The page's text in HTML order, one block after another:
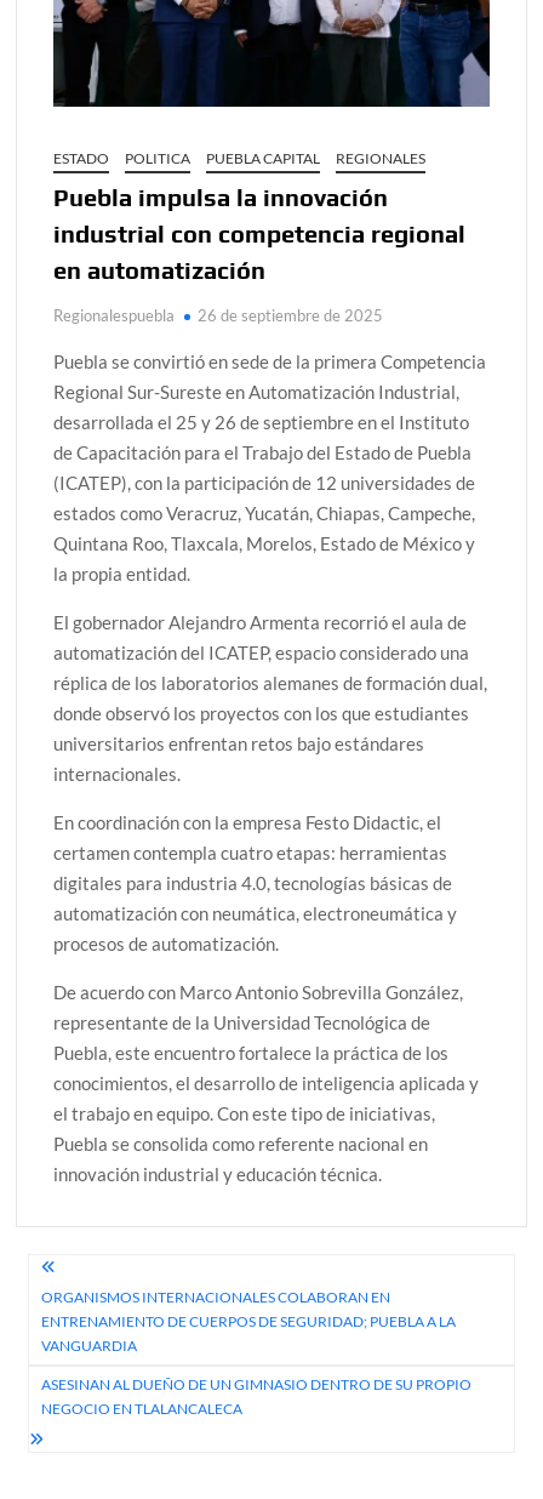
ESTADO POLITICA PUEBLA CAPITAL REGIONALES
Puebla impulsa la innovación
industrial con competencia regional
en automatización
Regionalespuebla 26 de septiembre de 2025
Puebla se convirtió en sede de la primera Competencia
Regional Sur-Sureste en Automatización Industrial,
desarrollada el 25 y 26 de septiembre en el Instituto
de Capacitación para el Trabajo del Estado de Puebla
(ICATEP), con la participación de 12 universidades de
estados como Veracruz, Yucatán, Chiapas, Campeche,
Quintana Roo, Tlaxcala, Morelos, Estado de México y
la propia entidad.
El gobernador Alejandro Armenta recorrió el aula de
automatización del ICATEP, espacio considerado una
réplica de los laboratorios alemanes de formación dual,
donde observó los proyectos con los que estudiantes
universitarios enfrentan retos bajo estándares
internacionales.
En coordinación con la empresa Festo Didactic, el
certamen contempla cuatro etapas: herramientas
digitales para industria 4.0, tecnologías básicas de
automatización con neumática, electroneumática y
procesos de automatización.
De acuerdo con Marco Antonio Sobrevilla González,
representante de la Universidad Tecnológica de
Puebla, este encuentro fortalece la práctica de los
conocimientos, el desarrollo de inteligencia aplicada y
el trabajo en equipo. Con este tipo de iniciativas,
Puebla se consolida como referente nacional en
innovación industrial y educación técnica.
Navegación
de
entradas
ORGANISMOS INTERNACIONALES COLABORAN EN
ENTRENAMIENTO DE CUERPOS DE SEGURIDAD; PUEBLA A LA
VANGUARDIA
ASESINAN AL DUEÑO DE UN GIMNASIO DENTRO DE SU PROPIO
NEGOCIO EN TLALANCALECA